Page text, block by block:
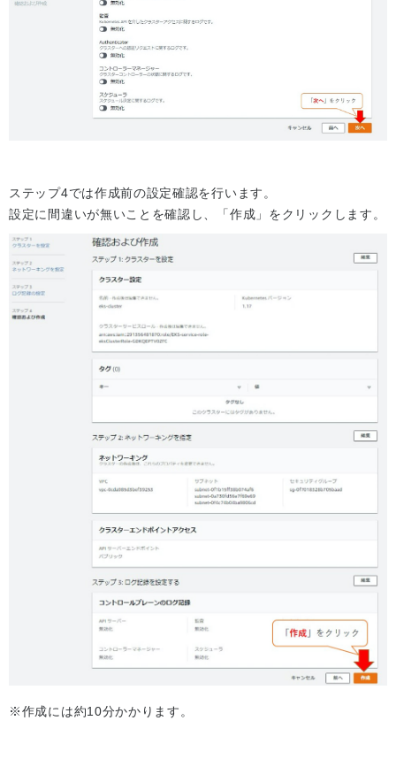
ステップ4では作成前の設定確認を行います。
設定に間違いが無いことを確認し、「作成」をクリックします。
※作成には約10分かかります。